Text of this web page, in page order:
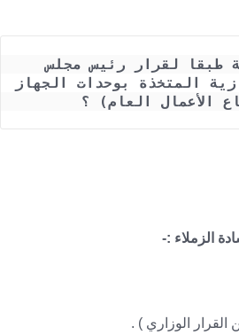
هل القبض على الاشخاص أثناء مدة الحظر جنحة أم جناية طبقا لقرار رئيس مجلس
الأعمال العام) ؟
الزملاء :-